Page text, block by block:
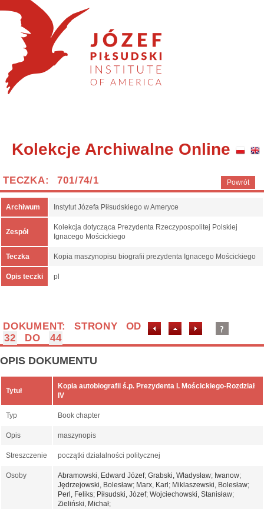
Kolekcje Archiwalne Online
Powrót
TECZKA: 701/74/1
Archiwum Instytut Józefa Piłsudskiego w Ameryce
Zespół
Kolekcja dotycząca Prezydenta Rzeczypospolitej Polskiej
Ignacego Mościckiego
Teczka Kopia maszynopisu biografii prezydenta Ignacego Mościckiego
Opis teczki pl
DOKUMENT: STRONY OD
32
DO 44
OPIS DOKUMENTU
Tytuł
Kopia autobiografii ś.p. Prezydenta I. Mościckiego-Rozdział
IV
Typ Book chapter
Opis maszynopis
Streszczenie początki działalności politycznej
Osoby Abramowski, Edward Józef; Grabski, Władysław; Iwanow;
Jędrzejowski, Bolesław; Marx, Karl ; Miklaszewski, Bolesław;
Perl, Feliks; Piłsudski, Józef; Wojciechowski, Stanisław;
Zieliński, Michał;